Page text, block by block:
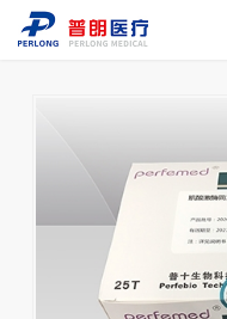
乐动平台网站登录入口